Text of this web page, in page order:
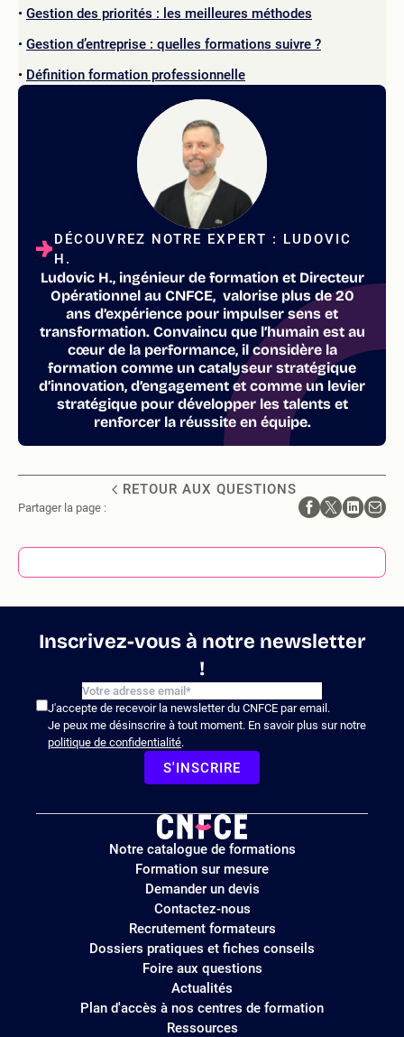
Gestion des priorités : les meilleures méthodes
Gestion d’entreprise : quelles formations suivre ?
Définition formation professionnelle
DÉCOUVREZ NOTRE EXPERT : LUDOVIC
H.
Ludovic H., ingénieur de formation et Directeur
Opérationnel au CNFCE, valorise plus de 20
ans d’expérience pour impulser sens et
transformation. Convaincu que l’humain est au
cœur de la performance, il considère la
formation comme un catalyseur stratégique
d’innovation, d’engagement et comme un levier
stratégique pour développer les talents et
renforcer la réussite en équipe.
RETOUR AUX QUESTIONS
Partager la page :
Inscrivez-vous à notre newsletter
!
J'accepte de recevoir la newsletter du CNFCE par email.
Je peux me désinscrire à tout moment. En savoir plus sur notre
politique de confidentialité.
S'INSCRIRE
Logo
site
Notre catalogue de formations
Formation sur mesure
Demander un devis
Contactez-nous
Recrutement formateurs
Dossiers pratiques et fiches conseils
Foire aux questions
Actualités
Plan d'accès à nos centres de formation
Ressources